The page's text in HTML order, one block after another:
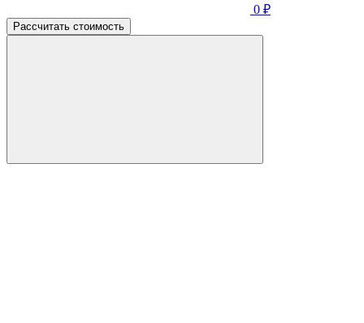
0 ₽
Рассчитать стоимость